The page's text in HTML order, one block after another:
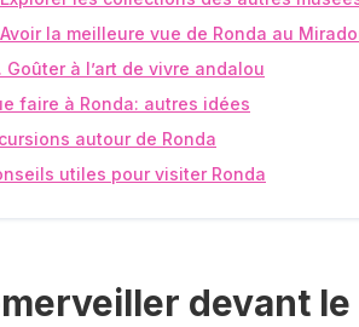
la meilleure vue de Ronda au
Goûter à l’art de vivre andalou
faire à Ronda: autres idées
autour de Ronda
utiles pour visiter Ronda
devant